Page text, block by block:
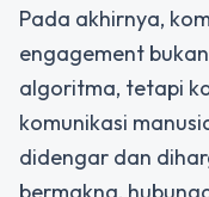
Pada akhirnya,
engagement
algoritma, tetapi
komunikasi
didengar dan